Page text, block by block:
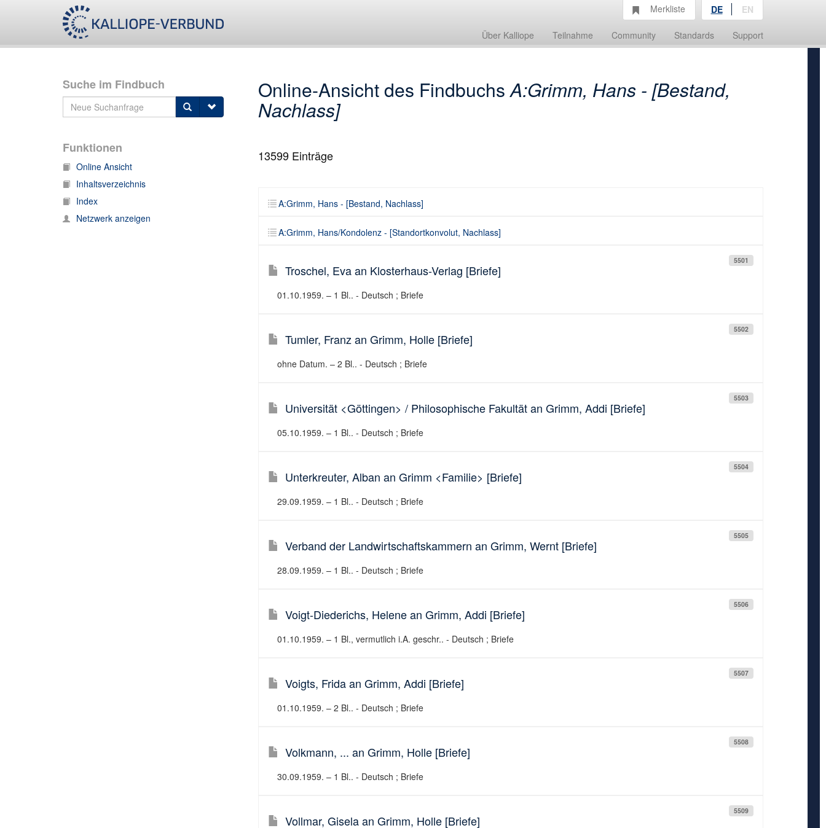
Über Kalliope Teilnahme Community Standards Support
Merkliste DE EN
Suche im Findbuch
Funktionen
Online Ansicht
Inhaltsverzeichnis
Index
Netzwerk anzeigen
Online-Ansicht des FindbuchsA:Grimm, Hans - [Bestand,
Nachlass]
13599Einträge
A:Grimm, Hans - [Bestand, Nachlass]
A:Grimm, Hans/Kondolenz - [Standortkonvolut, Nachlass]
5501
Troschel, Eva an Klosterhaus-Verlag [Briefe]
01.10.1959. – 1 Bl.. - Deutsch ; Briefe
5502
Tumler, Franz an Grimm, Holle [Briefe]
ohne Datum. – 2 Bl.. - Deutsch ; Briefe
5503
Universität <Göttingen> / Philosophische Fakultät an Grimm, Addi [Briefe]
05.10.1959. – 1 Bl.. - Deutsch ; Briefe
5504
Unterkreuter, Alban an Grimm <Familie> [Briefe]
29.09.1959. – 1 Bl.. - Deutsch ; Briefe
5505
Verband der Landwirtschaftskammern an Grimm, Wernt [Briefe]
28.09.1959. – 1 Bl.. - Deutsch ; Briefe
5506
Voigt-Diederichs, Helene an Grimm, Addi [Briefe]
01.10.1959. – 1 Bl., vermutlich i.A. geschr.. - Deutsch ; Briefe
5507
Voigts, Frida an Grimm, Addi [Briefe]
01.10.1959. – 2 Bl.. - Deutsch ; Briefe
5508
Volkmann, ... an Grimm, Holle [Briefe]
30.09.1959. – 1 Bl.. - Deutsch ; Briefe
5509
Vollmar, Gisela an Grimm, Holle [Briefe]